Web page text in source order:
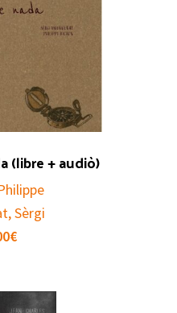
(libre + audiò)
Sèrgi
€